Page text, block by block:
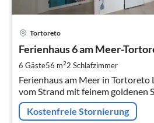
Tortoreto
Ferienhaus 6 am Meer-
6 Gäste56 m22 Schlafzimmer
Ferienhaus am Meer in Tortoreto
vom Strand mit feinem goldenen
Kostenfreie Stornierung